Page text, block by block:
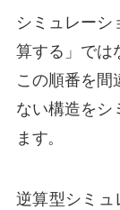
シミュレーシ
算する」では
この順番を間
ない構造をシ
ます。
逆算型シミュ